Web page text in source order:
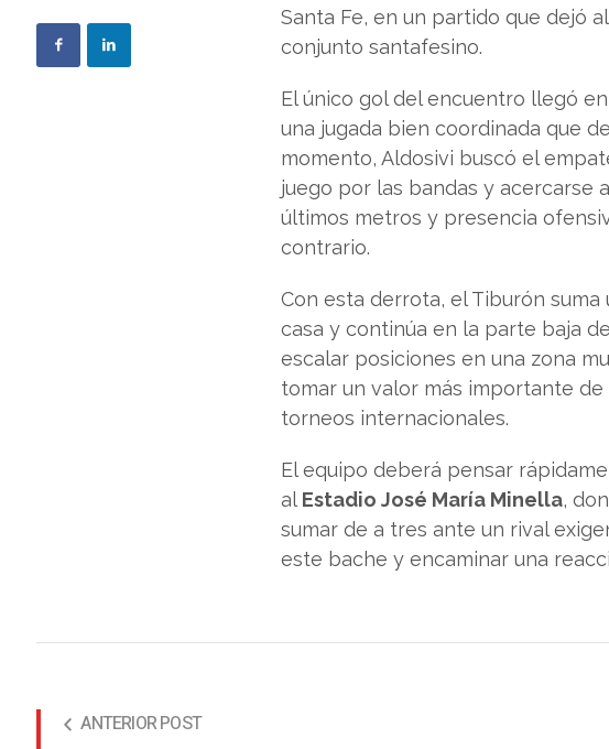
Santa Fe, en un partido que dejó
conjunto santafesino.
El único gol del encuentro llegó
una jugada bien coordinada que
momento, Aldosivi buscó el
juego por las bandas y acercarse
últimos metros y presencia
contrario.
Con esta derrota, el Tiburón
casa y continúa en la parte baja
escalar posiciones en una zona
tomar un valor más importante de
torneos internacionales.
El equipo deberá pensar
al Estadio José María Minella,
sumar de a tres ante un rival
este bache y encaminar una
ANTERIOR POST